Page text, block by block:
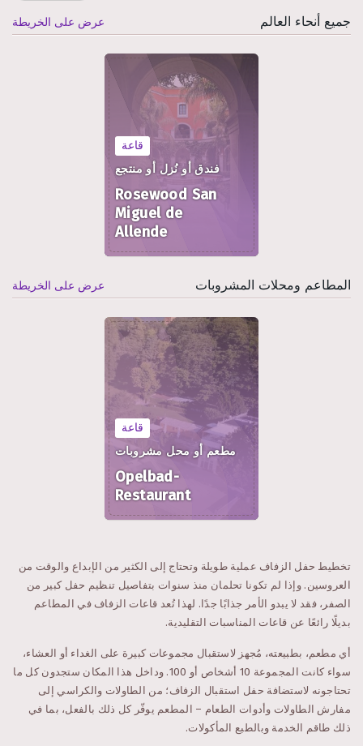
جميع أنحاء العالم عرض على الخريطة
قاعة
فندق أو نُزل أو منتجع
Rosewood San
Miguel de
Allende
المطاعم ومحلات المشروبات عرض على الخريطة
قاعة
مطعم أو محل مشروبات
Opelbad-
Restaurant
تخطيط حفل الزفاف عملية طويلة وتحتاج إلى الكثير من الإبداع والوقت من
العروسين. وإذا لم تكونا تحلمان منذ سنوات بتفاصيل تنظيم حفل كبير من
الصفر، فقد لا يبدو الأمر جذابًا جدًا. لهذا تُعد قاعات الزفاف في المطاعم
بديلًا رائعًا عن قاعات المناسبات التقليدية.
أي مطعم، بطبيعته، مُجهز لاستقبال مجموعات كبيرة على الغداء أو العشاء،
سواء كانت المجموعة 10 أشخاص أو 100. وداخل هذا المكان ستجدون كل ما
تحتاجونه لاستضافة حفل استقبال الزفاف؛ من الطاولات والكراسي إلى
مفارش الطاولات وأدوات الطعام – المطعم يوفّر كل ذلك بالفعل، بما في
ذلك طاقم الخدمة وبالطبع المأكولات.